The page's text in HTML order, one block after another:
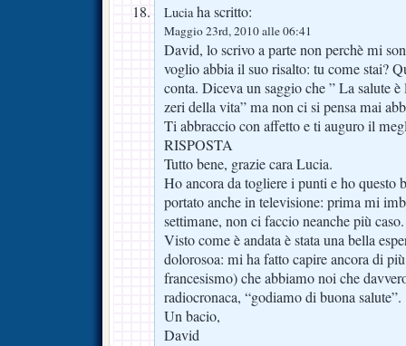
Luciaha scritto:
Maggio 23rd, 2010 alle 06:41
David, lo scrivo a parte non perchè mi
voglio abbia il suo risalto: tu come stai?
conta. Diceva un saggio che ” La salute
zeri della vita” ma non ci si pensa mai
Ti abbraccio con affetto e ti auguro il
RISPOSTA
Tutto bene, grazie cara Lucia.
Ho ancora da togliere i punti e ho questo
portato anche in televisione: prima mi
settimane, non ci faccio neanche più caso.
Visto come è andata è stata una bella
dolorosoa: mi ha fatto capire ancora di
francesismo) che abbiamo noi che
radiocronaca, “godiamo di buona salute”.
Un bacio,
David